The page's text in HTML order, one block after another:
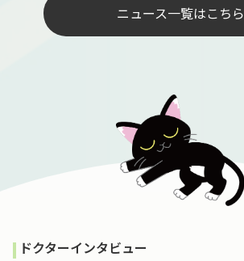
ニュース一覧はこちら
ドクターインタビュー